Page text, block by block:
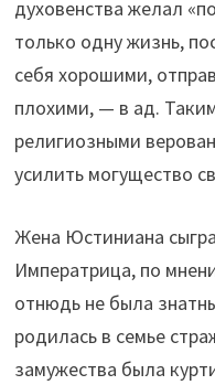
духовенства желал
только одну жизнь,
себя хорошими,
плохими, — в ад.
религиозными
усилить могущество
Жена Юстиниана
Императрица, по
отнюдь не была
родилась в семье
замужества была